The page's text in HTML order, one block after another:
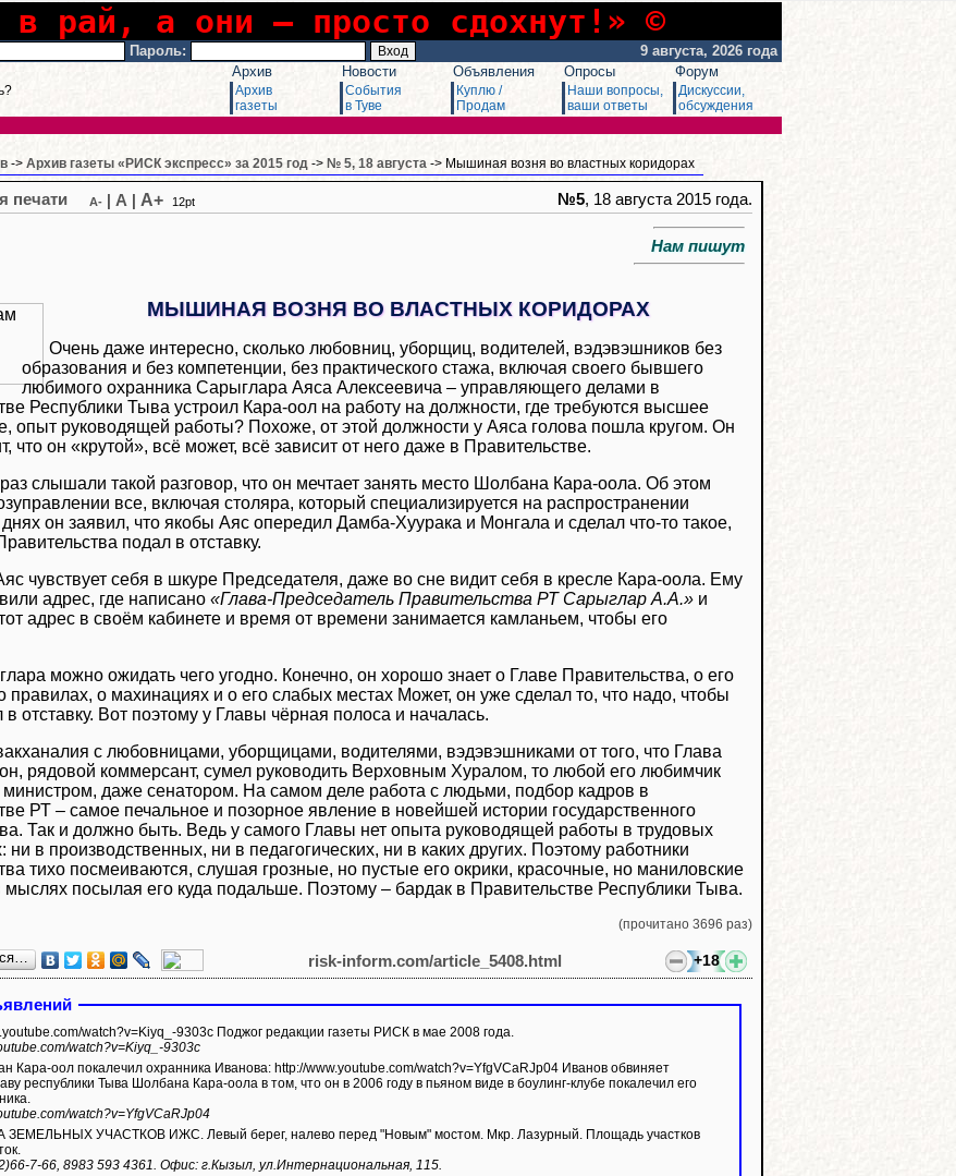
в рай, а они – просто сдохнут!» ©
Пароль: 9 августа, 2026 года
Архив
Архив
газеты
Новости
События
в Туве
Объявления
Куплю /
Продам
Опросы
Наши вопросы,
ваши ответы
Форум
Дискуссии,
обсуждения
-> Архив газеты «РИСК экспресс» за 2015 год -> № 5, 18 августа -> Мышиная возня во властных коридорах
A- A A+ 12pt №5, 18 августа 2015 года.
Нам пишут
МЫШИНАЯ ВОЗНЯ ВО ВЛАСТНЫХ КОРИДОРАХ
Очень даже интересно, сколько любовниц, уборщиц, водителей, вэдэвэшников без
образования и без компетенции, без практического стажа, включая своего бывшего
любимого охранника Сарыглара Аяса Алексеевича – управляющего делами в
Республики Тыва устроил Кара-оол на работу на должности, где требуются высшее
опыт руководящей работы? Похоже, от этой должности у Аяса голова пошла кругом. Он
что он «крутой», всё может, всё зависит от него даже в Правительстве.
слышали такой разговор, что он мечтает занять место Шолбана Кара-оола. Об этом
все, включая столяра, который специализируется на распространении
он заявил, что якобы Аяс опередил Дамба-Хуурака и Монгала и сделал что-то такое,
подал в отставку.
чувствует себя в шкуре Председателя, даже во сне видит себя в кресле Кара-оола. Ему
адрес, где написано «Глава-Председатель Правительства РТ Сарыглар А.А.» и
адрес в своём кабинете и время от времени занимается камланьем, чтобы его
можно ожидать чего угодно. Конечно, он хорошо знает о Главе Правительства, о его
правилах, о махинациях и о его слабых местах Может, он уже сделал то, что надо, чтобы
в отставку. Вот поэтому у Главы чёрная полоса и началась.
с любовницами, уборщицами, водителями, вэдэвэшниками от того, что Глава
рядовой коммерсант, сумел руководить Верховным Хуралом, то любой его любимчик
министром, даже сенатором. На самом деле работа с людьми, подбор кадров в
РТ – самое печальное и позорное явление в новейшей истории государственного
Так и должно быть. Ведь у самого Главы нет опыта руководящей работы в трудовых
ни в производственных, ни в педагогических, ни в каких других. Поэтому работники
тихо посмеиваются, слушая грозные, но пустые его окрики, красочные, но маниловские
мыслях посылая его куда подальше. Поэтому – бардак в Правительстве Республики Тыва.
(прочитано 3696 раз)
+18
risk-inform.com/article_5408.html
watch?v=Kiyq_-9303c Поджог редакции газеты РИСК в мае 2008 года.
watch?v=Kiyq_-9303c
охранника Иванова: http://www.youtube.com/watch?v=YfgVCaRJp04 Иванов обвиняет
республики Тыва Шолбана Кара-оола в том, что он в 2006 году в пьяном виде в боулинг-клубе покалечил его
watch?v=YfgVCaRJp04
УЧАСТКОВ ИЖС. Левый берег, налево перед "Новым" мостом. Мкр. Лазурный. Площадь участков
7-66, 8983 593 4361. Офис: г.Кызыл, ул.Интернациональная, 115.